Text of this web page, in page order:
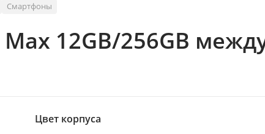
Смартфоны
12GB/256GB
Цвет корпуса